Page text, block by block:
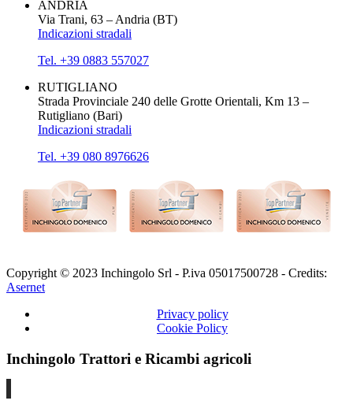
ANDRIA
Via Trani, 63 – Andria (BT)
Indicazioni stradali
Tel. +39 0883 557027
RUTIGLIANO
Strada Provinciale 240 delle Grotte Orientali, Km 13 –
Rutigliano (Bari)
Indicazioni stradali
Tel. +39 080 8976626
Copyright © 2023 Inchingolo Srl - P.iva 05017500728 - Credits:
Asernet
Privacy policy
Cookie Policy
Inchingolo Trattori e Ricambi agricoli